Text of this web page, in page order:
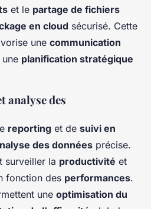
et le partage de fichiers
en cloud sécurisé. Cette
une communication
planification stratégique
analyse des
reporting et de suivi en
des données précise.
surveiller la productivité et
fonction des performances.
une optimisation du